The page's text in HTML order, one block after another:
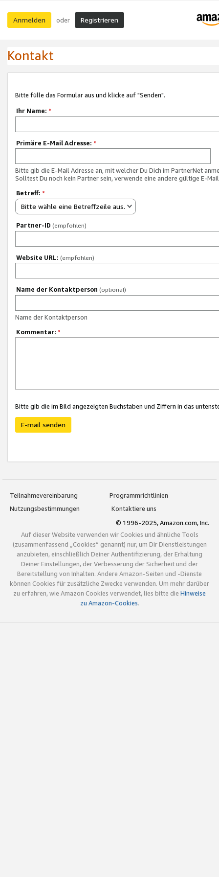
Anmelden oder Registrieren
Kontakt
Bitte fülle das Formular aus und klicke auf "Senden".
Ihr Name: *
Primäre E-Mail Adresse: *
Bitte gib die E-Mail Adresse an, mit welcher Du Dich im PartnerNet
Solltest Du noch kein Partner sein, verwende eine andere gültige E-
Betreff: *
Bitte wähle eine Betreffzeile aus.
Partner-ID (empfohlen)
Website URL: (empfohlen)
Name der Kontaktperson (optional)
Name der Kontaktperson
Kommentar: *
Bitte gib die im Bild angezeigten Buchstaben und Ziffern in das
E-mail senden
Teilnahmevereinbarung
Programmrichtlinien
Nutzungsbestimmungen
Kontaktiere uns
© 1996-2025, Amazon.com, Inc.
Auf dieser Website verwenden wir Cookies und ähnliche Tools
(zusammenfassend „Cookies“ genannt) nur, um Dir Dienstleistungen
anzubieten, einschließlich Deiner Authentifizierung, der Erhaltung
Deiner Einstellungen, der Verbesserung der Sicherheit und der
Bereitstellung von Inhalten. Andere Amazon-Seiten und -Dienste
können Cookies für zusätzliche Zwecke verwenden. Um mehr darüber
zu erfahren, wie Amazon Cookies verwendet, lies bitte die Hinweise
zu Amazon-Cookies.